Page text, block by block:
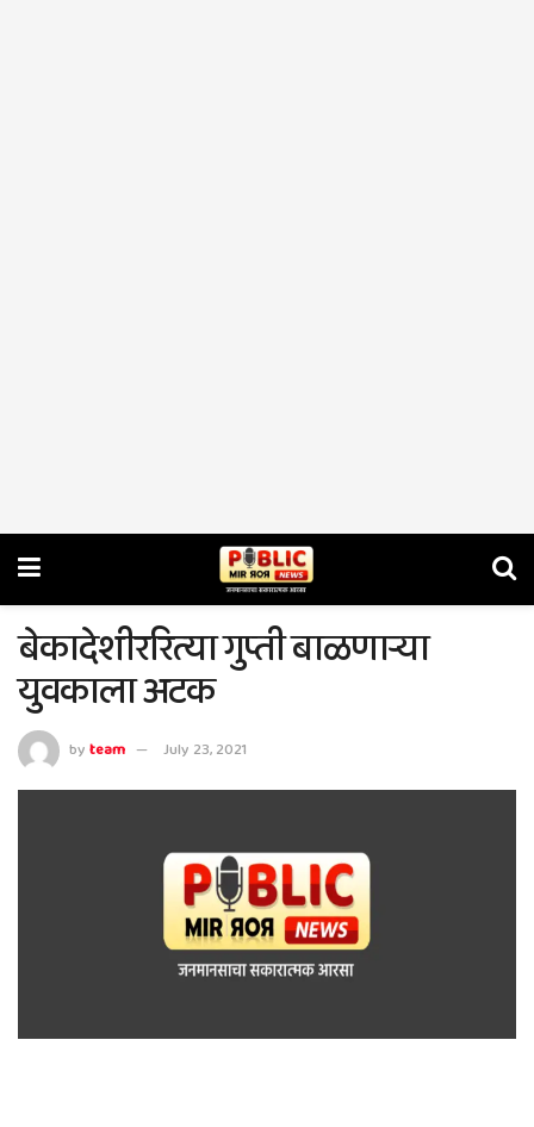
बेकादेशीररित्या गुप्ती बाळणार्‍या
युवकाला अटक
byteam July 23, 2021